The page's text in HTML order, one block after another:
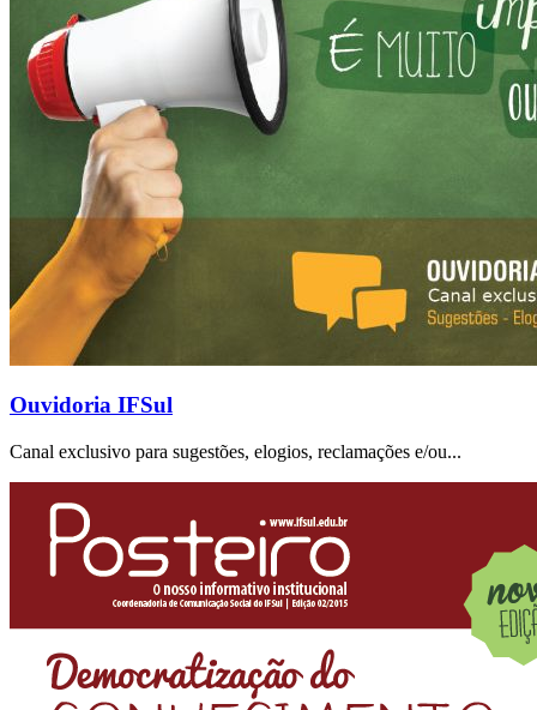
Ouvidoria IFSul
Canal exclusivo para sugestões, elogios, reclamações e/ou...